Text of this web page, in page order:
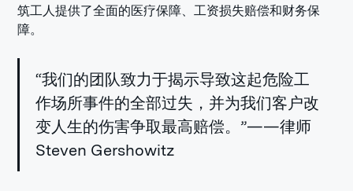
筑工人提供了全面的医疗保障、工资损失赔偿和财务保
障。
“我们的团队致力于揭示导致这起危险工
作场所事件的全部过失，并为我们客户改
变人生的伤害争取最高赔偿。”——律师
Steven Gershowitz